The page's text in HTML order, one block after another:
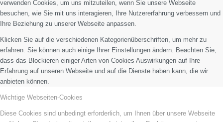
verwenden Cookies, um uns mitzuteilen, wenn Sie unsere Webseite
besuchen, wie Sie mit uns interagieren, Ihre Nutzererfahrung verbessern und
Ihre Beziehung zu unserer Webseite anpassen.
Klicken Sie auf die verschiedenen Kategorienüberschriften, um mehr zu
erfahren. Sie können auch einige Ihrer Einstellungen ändern. Beachten Sie,
dass das Blockieren einiger Arten von Cookies Auswirkungen auf Ihre
Erfahrung auf unseren Webseite und auf die Dienste haben kann, die wir
anbieten können.
Wichtige Webseiten-Cookies
Diese Cookies sind unbedingt erforderlich, um Ihnen über unsere Webseite